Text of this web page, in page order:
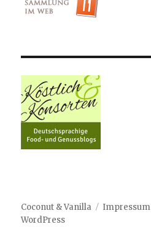
Coconut & Vanilla Impressum
WordPress